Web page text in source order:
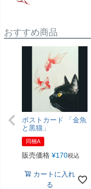
おすすめ商品
ポストカード 「金魚
と黒猫」
同梱A
販売価格 ¥170税込
カートに入れ
る